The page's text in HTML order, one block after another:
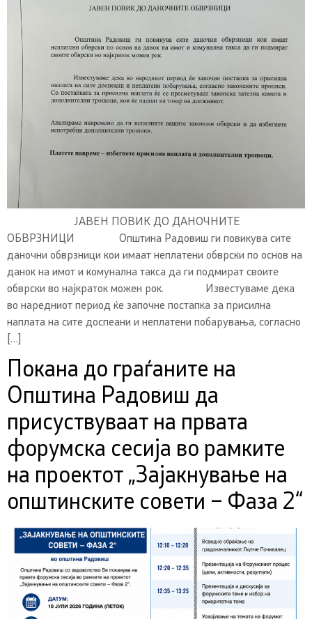
ЈАВЕН ПОВИК ДО ДАНОЧНИТЕ
ОБВРЗНИЦИ Општина Радовиш ги повикува сите
даночни обврзници кои имаат неплатени обврски по основ на
данок на имот и комунална такса да ги подмират своите
обврски во најкраток можен рок. Известуваме дека
во наредниот период ќе започне постапка за присилна
наплата на сите доспеани и неплатени побарувања, согласно
[…]
Покана до граѓаните на
Општина Радовиш да
присуствуваат на првата
форумска сесија во рамките
на проектот „Зајакнување на
општинските совети – Фаза 2“